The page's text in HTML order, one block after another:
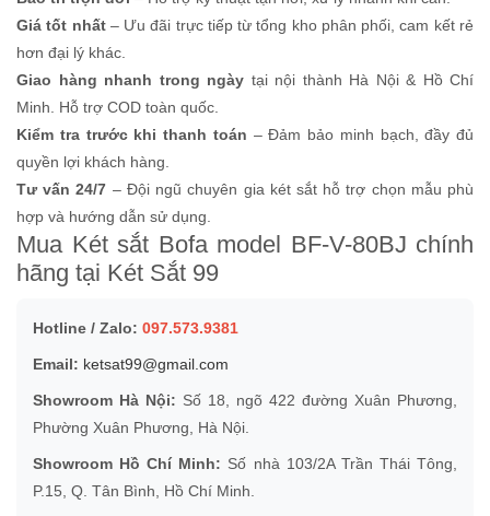
Giá tốt nhất– Ưu đãi trực tiếp từ tổng kho phân phối, cam kết rẻ
hơn đại lý khác.
Giao hàng nhanh trong ngày tại nội thành Hà Nội & Hồ Chí
Minh. Hỗ trợ COD toàn quốc.
Kiểm tra trước khi thanh toán – Đảm bảo minh bạch, đầy đủ
quyền lợi khách hàng.
Tư vấn 24/7 – Đội ngũ chuyên gia két sắt hỗ trợ chọn mẫu phù
hợp và hướng dẫn sử dụng.
Mua Két sắt Bofa model BF-V-80BJ chính
hãng tại Két Sắt 99
Hotline / Zalo: 097.573.9381
Email: ketsat99@gmail.com
Showroom Hà Nội: Số 18, ngõ 422 đường Xuân Phương,
Phường Xuân Phương, Hà Nội.
Showroom Hồ Chí Minh: Số nhà 103/2A Trần Thái Tông,
P.15, Q. Tân Bình, Hồ Chí Minh.